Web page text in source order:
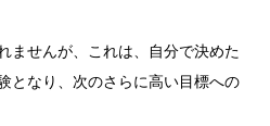
ませんが、これは、自分で決めた
となり、次のさらに高い目標への